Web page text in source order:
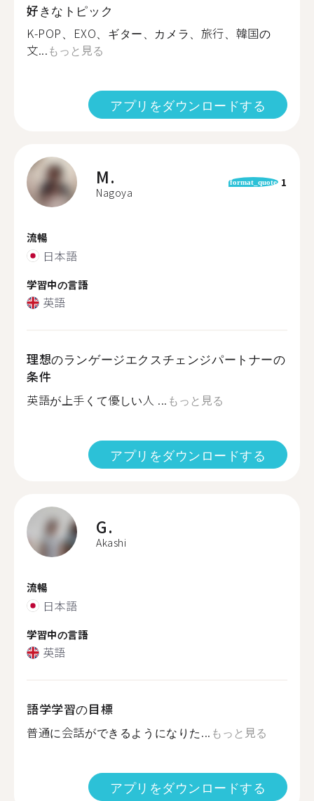
好きなトピック
K-POP、EXO、ギター、カメラ、旅行、韓国の
文...もっと見る
アプリをダウンロードする
M.
Nagoya
format_quote 1
流暢
日本語
学習中の言語
英語
理想のランゲージエクスチェンジパートナーの
条件
英語が上手くて優しい人 ... もっと見る
アプリをダウンロードする
G.
Akashi
流暢
日本語
学習中の言語
英語
語学学習の目標
普通に会話ができるようになりた... もっと見る
アプリをダウンロードする